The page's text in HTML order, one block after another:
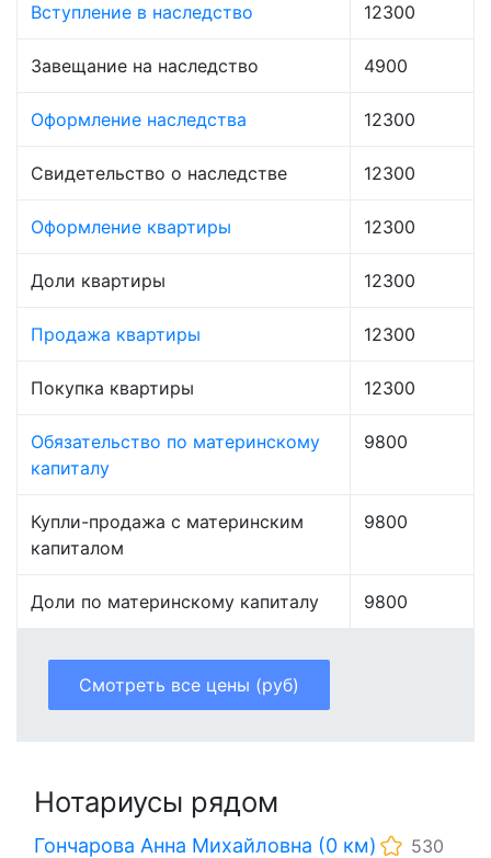
Вступление в наследство 12300
Завещание на наследство 4900
Оформление наследства 12300
Свидетельство о наследстве 12300
Оформление квартиры 12300
Доли квартиры 12300
Продажа квартиры 12300
Покупка квартиры 12300
Обязательство по материнскому
капиталу
9800
Купли-продажа с материнским
капиталом
9800
Доли по материнскому капиталу 9800
Смотреть все цены (руб)
Нотариусы рядом
Гончарова Анна Михайловна (0 км)
530